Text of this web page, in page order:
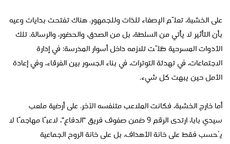
على الخشبة، تعلّم الإصغاء للذات وللجمهور. هناك تفتحت بدايات وعيه
بأن التأثير لا يأتي من السلطة، بل من الصدق، والحضور، والرسالة. تلك
الأدوات المسرحية ظلّت تلازمه داخل أسوار المدرسة: في إدارة
الاجتماعات، في تهدئة التوترات، في بناء الجسور بين الفرقاء، وفي إعادة
الأمل حين يبهت كل شيء.
أما خارج الخشبة، فكانت الملاعب متنفسه الآخر. على أرضية ملعب
سيدي بابا، ارتدى الرقم 9 ضمن صفوف فريق “الدفاع”، لاعبًا مهاجمًا لا
يُحسب فقط على خانة الأهداف، بل على خانة الروح الجماعية